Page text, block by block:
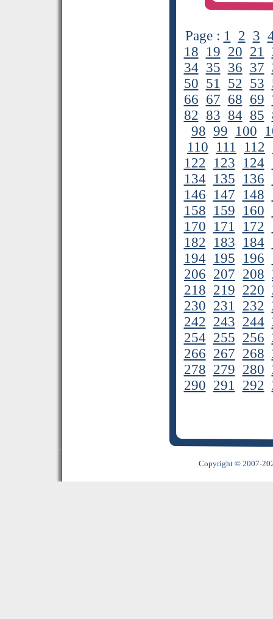
Page : 1 2 3
18 19 20 21
34 35 36 37
50 51 52 53
66 67 68 69
82 83 84 85
98 99 100
110 111 112
122 123 124
134 135 136
146 147 148
158 159 160
170 171 172
182 183 184
194 195 196
206 207 208
218 219 220
230 231 232
242 243 244
254 255 256
266 267 268
278 279 280
290 291 292
Copyright © 2007-